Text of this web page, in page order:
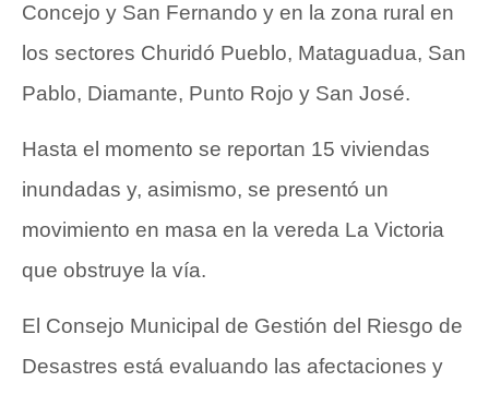
Concejo y San Fernando y en la zona rural en
los sectores Churidó Pueblo, Mataguadua, San
Pablo, Diamante, Punto Rojo y San José.
Hasta el momento se reportan 15 viviendas
inundadas y, asimismo, se presentó un
movimiento en masa en la vereda La Victoria
que obstruye la vía.
El Consejo Municipal de Gestión del Riesgo de
Desastres está evaluando las afectaciones y